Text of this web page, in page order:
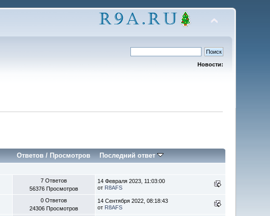
Новости:
Ответов /Просмотров Последний ответ
7 Ответов
56376 Просмотров
14 Февраля 2023, 11:03:00
от R8AFS
0 Ответов
24306 Просмотров
14 Сентября 2022, 08:18:43
от R8AFS